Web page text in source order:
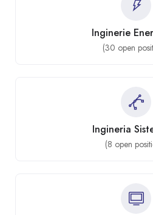
Inginerie
(30 open
Ingineria
(8 open